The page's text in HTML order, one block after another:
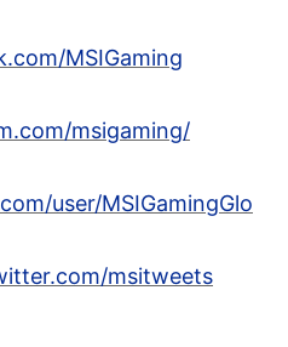
MSIGaming
msigaming/
user/MSIGamingGlo
msitweets